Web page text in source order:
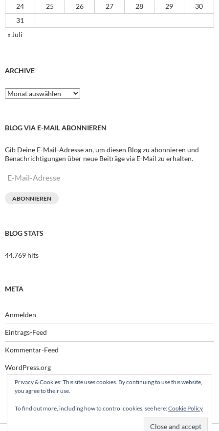
24
25 26 27 28 29
30
31
« Juli
ARCHIVE
Archive
BLOG VIA E-MAIL ABONNIEREN
Gib Deine E-Mail-Adresse an, um diesen Blog zu abonnieren und
Benachrichtigungen über neue Beiträge via E-Mail zu erhalten.
E-
ABONNIEREN
BLOG STATS
44.769 hits
META
Anmelden
Eintrags-Feed
Kommentar-Feed
WordPress.org
Privacy & Cookies: This site uses cookies. By continuing to use this website,
you agree to their use.
To find out more, including how to control cookies, see here:Cookie Policy